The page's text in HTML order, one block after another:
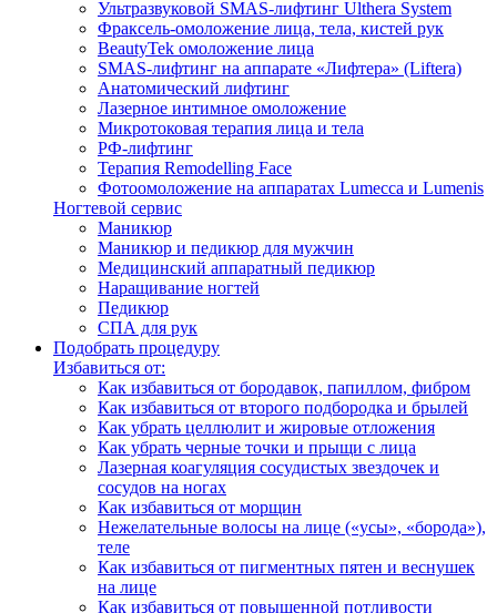
Ультразвуковой SMAS-лифтинг Ulthera System
Фраксель-омоложение лица, тела, кистей рук
BeautyTek омоложение лица
SMAS-лифтинг на аппарате «Лифтера» (Liftera)
Анатомический лифтинг
Лазерное интимное омоложение
Микротоковая терапия лица и тела
РФ-лифтинг
Терапия Remodelling Face
Фотоомоложение на аппаратах Lumecca и Lumenis
Ногтевой сервис
Маникюр
Маникюр и педикюр для мужчин
Медицинский аппаратный педикюр
Наращивание ногтей
Педикюр
СПА для рук
Подобрать процедуру
Избавиться от:
Как избавиться от бородавок, папиллом, фибром
Как избавиться от второго подбородка и брылей
Как убрать целлюлит и жировые отложения
Как убрать черные точки и прыщи с лица
Лазерная коагуляция сосудистых звездочек и
сосудов на ногах
Как избавиться от морщин
Нежелательные волосы на лице («усы», «борода»),
теле
Как избавиться от пигментных пятен и веснушек
на лице
Как избавиться от повышенной потливости